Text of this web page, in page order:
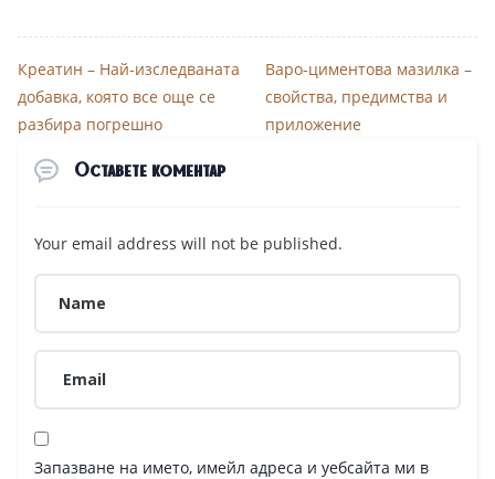
Креатин – Най-изследваната
добавка, която все още се
разбира погрешно
Варо-циментова мазилка –
свойства, предимства и
приложение
Оставете коментар
Your email address will not be published.
Запазване на името, имейл адреса и уебсайта ми в